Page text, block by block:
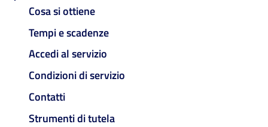
Cosa si ottiene
Tempi e scadenze
Accedi al servizio
Condizioni di servizio
Contatti
Strumenti di tutela